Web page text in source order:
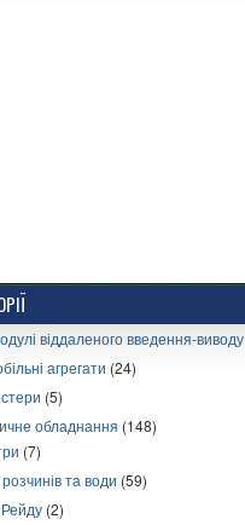
віддаленого введення-виводу
агрегати (24)
(5)
обладнання (148)
(7)
та води (59)
(2)